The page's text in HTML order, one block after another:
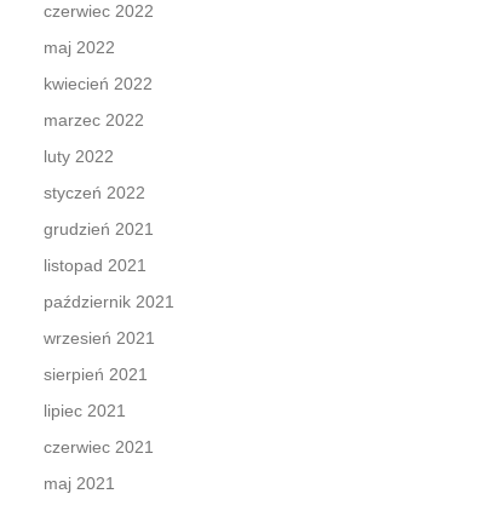
czerwiec 2022
maj 2022
kwiecień 2022
marzec 2022
luty 2022
styczeń 2022
grudzień 2021
listopad 2021
październik 2021
wrzesień 2021
sierpień 2021
lipiec 2021
czerwiec 2021
maj 2021